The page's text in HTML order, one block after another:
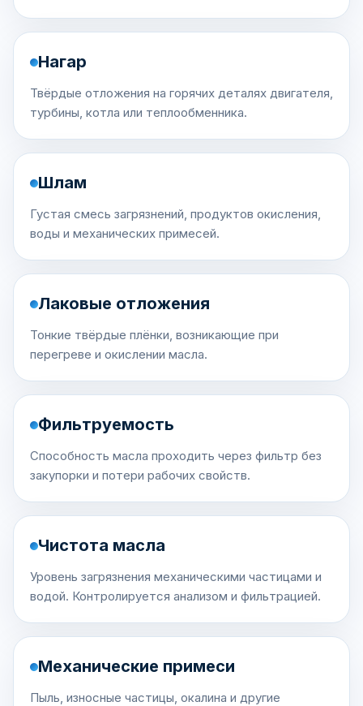
Нагар
Твёрдые отложения на горячих деталях двигателя,
турбины, котла или теплообменника.
Шлам
Густая смесь загрязнений, продуктов окисления,
воды и механических примесей.
Лаковые отложения
Тонкие твёрдые плёнки, возникающие при
перегреве и окислении масла.
Фильтруемость
Способность масла проходить через фильтр без
закупорки и потери рабочих свойств.
Чистота масла
Уровень загрязнения механическими частицами и
водой. Контролируется анализом и фильтрацией.
Механические примеси
Пыль, износные частицы, окалина и другие